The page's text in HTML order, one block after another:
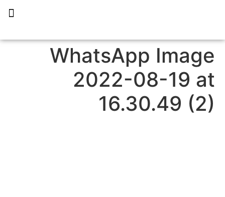
WhatsApp Image
2022-08-19 at
16.30.49 (2)